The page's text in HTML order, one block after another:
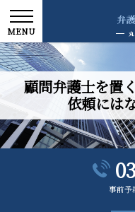
顧問弁護士を置
依頼には
事前予